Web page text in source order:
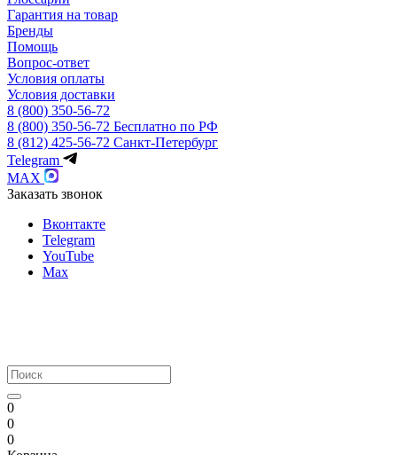
Гарантия на товар
Бренды
Помощь
Вопрос-ответ
Условия оплаты
Условия доставки
8 (800) 350-56-72
8 (800) 350-56-72 Бесплатно по РФ
8 (812) 425-56-72 Санкт-Петербург
Telegram
MAX
Заказать звонок
Вконтакте
Telegram
YouTube
Max
0
0
0